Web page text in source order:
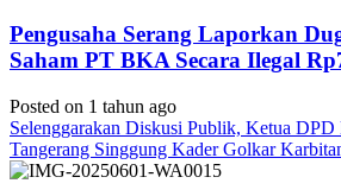
Pengusaha Serang Laporkan
Saham PT BKA Secara Ilegal
Posted on 1 tahun ago
Selenggarakan Diskusi Publik, Ketua DPD
Tangerang Singgung Kader Golkar